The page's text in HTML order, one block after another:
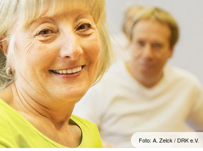
Foto: A. Zelck / DRK e.V.